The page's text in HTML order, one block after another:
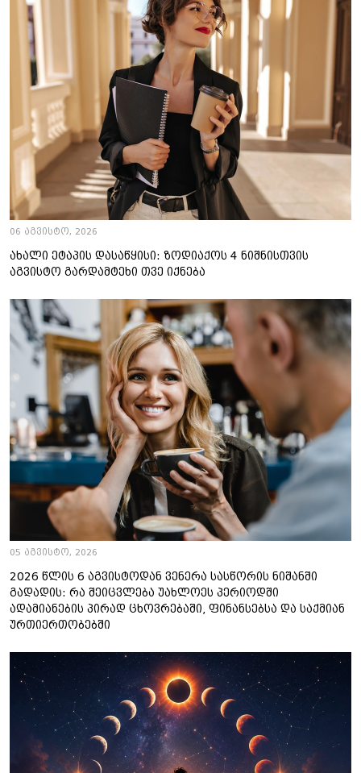
06 აგვისტო, 2026
ახალი ეტაპის დასაწყისი: ზოდიაქოს 4 ნიშნისთვის
აგვისტო გარდამტეხი თვე იქნება
05 აგვისტო, 2026
2026 წლის 6 აგვისტოდან ვენერა სასწორის ნიშანში
გადადის: რა შეიცვლება უახლოეს პერიოდში
ადამიანების პირად ცხოვრებაში, ფინანსებსა და საქმიან
ურთიერთობებში